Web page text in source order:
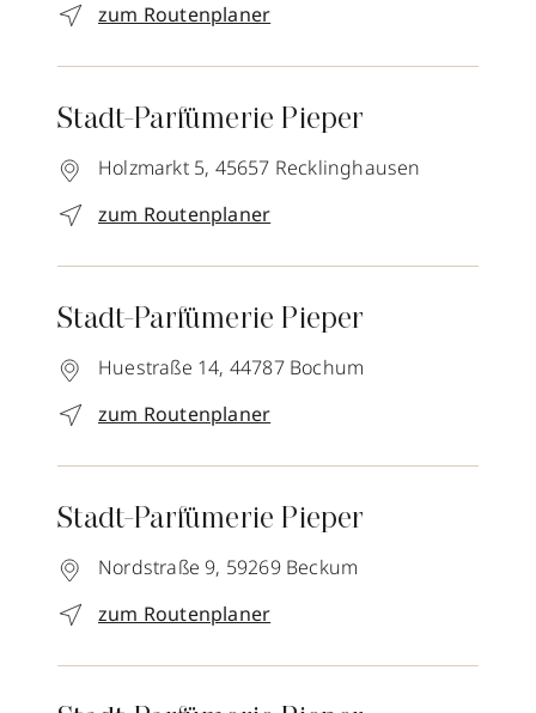
zum Routenplaner
Stadt-Parfümerie Pieper
Holzmarkt 5, 45657 Recklinghausen
zum Routenplaner
Stadt-Parfümerie Pieper
Huestraße 14, 44787 Bochum
zum Routenplaner
Stadt-Parfümerie Pieper
Nordstraße 9, 59269 Beckum
zum Routenplaner